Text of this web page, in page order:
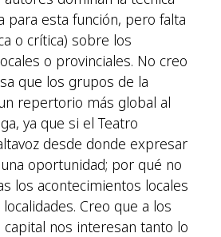
para esta función, pero falta
o crítica) sobre los
o provinciales. No creo
que los grupos de la
repertorio más global al
ya que si el Teatro
desde donde expresar
oportunidad; por qué no
los acontecimientos locales
Creo que a los
capital nos interesan tanto lo